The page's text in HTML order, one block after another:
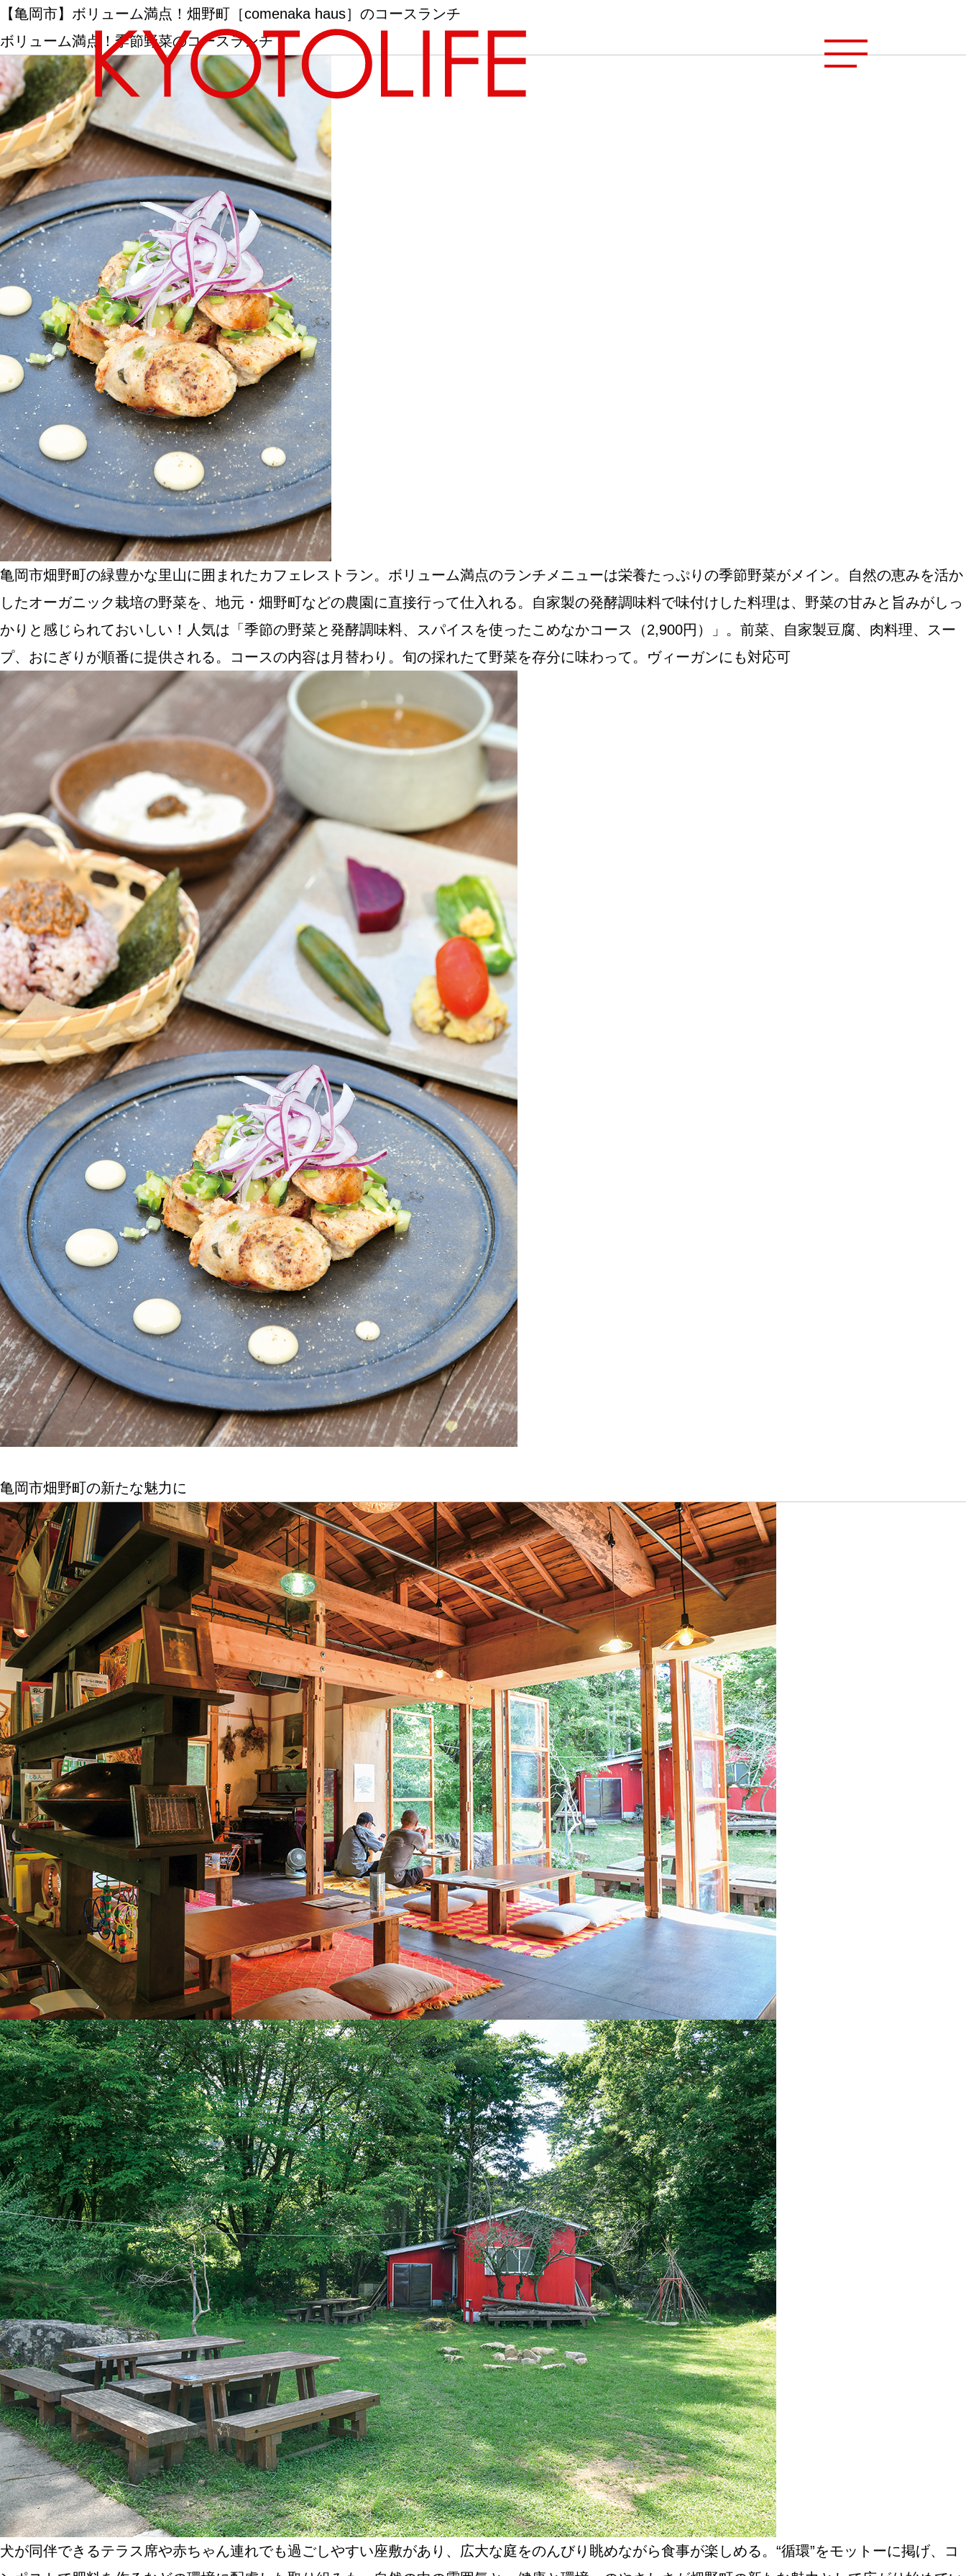
エリアから探す
カテゴリーから探す
SPECIAL
SERIES
カレーが好き
京都おやつクラブ
私と店のはなし
今月の京みやげ
京都の書店
紹介します。おすすめのイベント
ABOUT US Instagram
チケットプレゼント応募
【亀岡市】ボリューム満点！畑野町［comenaka haus］のコースランチ
ボリューム満点！季節野菜のコースランチ
亀岡市畑野町の緑豊かな里山に囲まれたカフェレストラン。ボリューム満点のランチメニューは栄養たっぷりの季節野菜がメイン。自然の恵みを活か
したオーガニック栽培の野菜を、地元・畑野町などの農園に直接行って仕入れる。自家製の発酵調味料で味付けした料理は、野菜の甘みと旨みがしっ
かりと感じられておいしい！人気は「季節の野菜と発酵調味料、スパイスを使ったこめなかコース（2,900円）」。前菜、自家製豆腐、肉料理、スー
プ、おにぎりが順番に提供される。コースの内容は月替わり。旬の採れたて野菜を存分に味わって。ヴィーガンにも対応可
亀岡市畑野町の新たな魅力に
犬が同伴できるテラス席や赤ちゃん連れでも過ごしやすい座敷があり、広大な庭をのんびり眺めながら食事が楽しめる。“循環”をモットーに掲げ、コ